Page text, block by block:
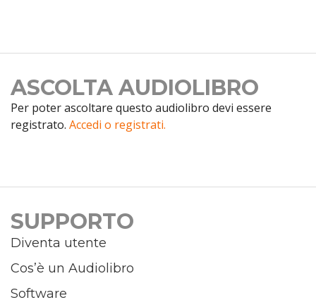
ASCOLTA AUDIOLIBRO
Per poter ascoltare questo audiolibro devi essere
registrato. Accedi o registrati.
SUPPORTO
Diventa utente
Cos’è un Audiolibro
Software